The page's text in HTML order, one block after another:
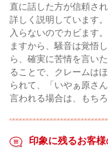
直に話した方が信頼さ
詳しく説明しています
入らないのでカビます
ますから、騒音は覚悟
ら、確実に苦情を言い
ることで、クレームは
られて、「いやぁ原さ
言われる場合は、もちろ
印象に残るお客